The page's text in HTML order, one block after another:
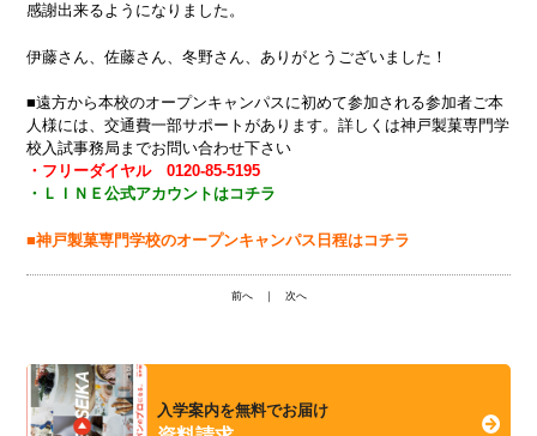
感謝出来るようになりました。
伊藤さん、佐藤さん、冬野さん、ありがとうございました！
■遠方から本校のオープンキャンパスに初めて参加される参加者ご本
人様には、交通費一部サポートがあります。詳しくは神戸製菓専門学
校入試事務局までお問い合わせ下さい
・フリーダイヤル 0120-85-5195
・ＬＩＮＥ公式アカウントはコチラ
■神戸製菓専門学校のオープンキャンパス日程はコチラ
前へ｜ 次へ
入学案内を無料でお届け